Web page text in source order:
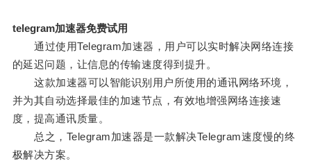
telegram加速器免费试用
通过使用Telegram加速器，用户可以实时解决网络连接
的延迟问题，让信息的传输速度得到提升。
这款加速器可以智能识别用户所使用的通讯网络环境，
并为其自动选择最佳的加速节点，有效地增强网络连接速
度，提高通讯质量。
总之，Telegram加速器是一款解决Telegram速度慢的终
极解决方案。